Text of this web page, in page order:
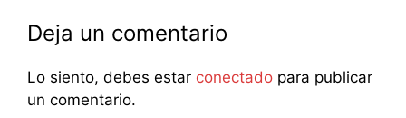
Deja un comentario
Lo siento, debes estar conectado para publicar
un comentario.